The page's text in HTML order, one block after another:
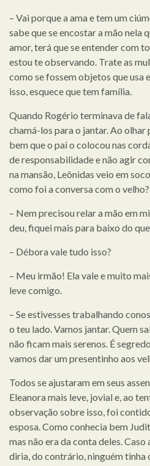
– Vai porque a ama e tem um
sabe que se encostar a mão nela
amor, terá que se entender com
estou te observando. Trate as
como se fossem objetos que usa
isso, esquece que tem família.
Quando Rogério terminava de
chamá-los para o jantar. Ao
bem que o pai o colocou nas
de responsabilidade e não agir
na mansão, Leônidas veio em
como foi a conversa com o
– Nem precisou relar a mão em
deu, fiquei mais para baixo do
– Débora vale tudo isso?
– Meu irmão! Ela vale e muito
leve comigo.
– Se estivesses trabalhando
o teu lado. Vamos jantar. Quem
não ficam mais serenos. É
vamos dar um presentinho aos
Todos se ajustaram em seus
Eleanora mais leve, jovial e, ao
observação sobre isso, foi
esposa. Como conhecia bem
mas não era da conta deles.
diria, do contrário, ninguém